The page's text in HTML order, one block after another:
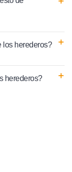
los herederos?
herederos?